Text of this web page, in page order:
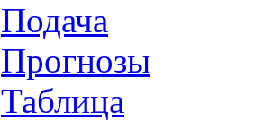
Подача
Прогнозы
Таблица